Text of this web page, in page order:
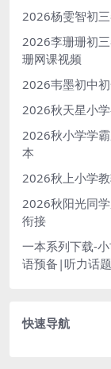
2026杨雯智初三
2026李珊珊初三
珊网课视频
2026韦墨初中
2026秋天星小
2026秋小学学
本
2026秋上小学
2026秋阳光同
衔接
一本系列下载-
语预备|听力话
快速导航